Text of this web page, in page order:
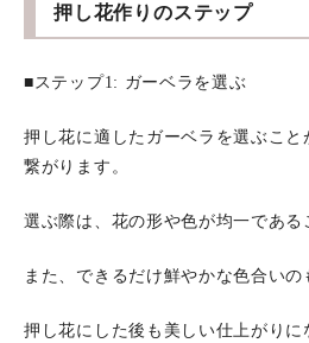
押し花作りのステップ
■ステップ1: ガーベラを選ぶ
押し花に適したガーベラを選ぶこ
繋がります。
選ぶ際は、花の形や色が均一である
また、できるだけ鮮やかな色合いの
押し花にした後も美しい仕上がりに